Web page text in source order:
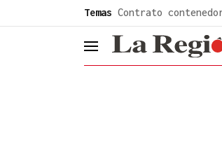
Temas Contrato
header.menu.open